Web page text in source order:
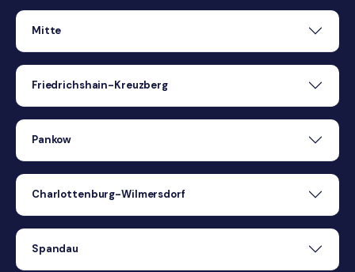
Mitte
Friedrichshain-Kreuzberg
Pankow
Charlottenburg-Wilmersdorf
Spandau